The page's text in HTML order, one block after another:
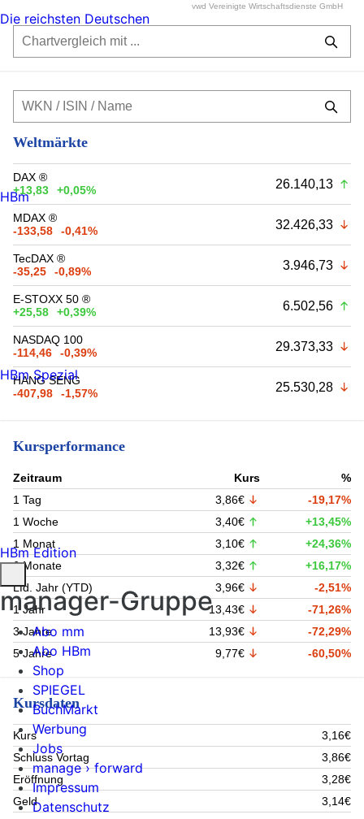
vwd Vereinigte Wirtschaftsdienste GmbH
Weltmärkte
DAX ®
+13,83
+0,05% 26.140,13
MDAX ®
-133,58
-0,41% 32.426,33
TecDAX ®
-35,25
-0,89% 3.946,73
E-STOXX 50 ®
+25,58
+0,39% 6.502,56
NASDAQ 100
-114,46
-0,39% 29.373,33
HANG SENG
-407,98
-1,57% 25.530,28
Kursperformance
Zeitraum Kurs
%
1 Tag
3,86€
-19,17%
1 Woche
3,40€
+13,45%
1 Monat
3,10€
+24,36%
6 Monate
3,32€
+16,17%
Lfd. Jahr (YTD)
3,96€
-2,51%
1 Jahr
13,43€
-71,26%
3 Jahre
13,93€
-72,29%
5 Jahre
9,77€ -60,50%
Kursdaten
Kurs
3,16€
Schluss Vortag
3,86€
Eröffnung
3,28€
Geld
3,14€
Die reichsten Deutschen
HBm
HBm Spezial
HBm Edition
manager-Gruppe
Abo mm
Abo HBm
Shop
SPIEGEL
BuchMarkt
Werbung
Jobs
manage › forward
Impressum
Datenschutz